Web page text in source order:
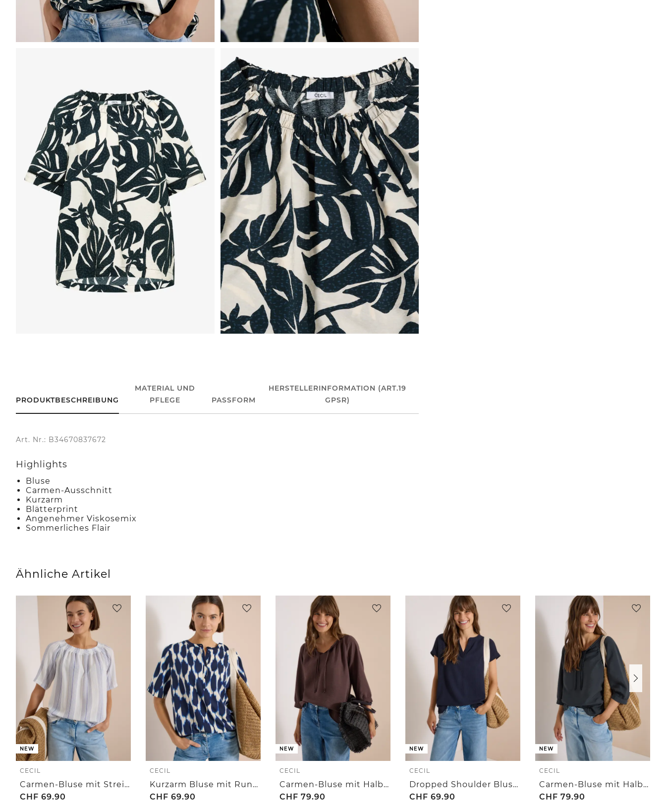
PRODUKTBESCHREIBUNG
MATERIAL UND
PFLEGE
PASSFORM
HERSTELLERINFORMATION (ART.19
GPSR)
Art. Nr.: B34670837672
Highlights
Bluse
Carmen-Ausschnitt
Kurzarm
Blätterprint
Angenehmer Viskosemix
Sommerliches Flair
Ähnliche Artikel
NEW
CECIL
Carmen-Bluse mit Streifenmuster
CHF 69.90
CECIL
Kurzarm Bluse mit Rundhals und Print
CHF 69.90
NEW
CECIL
Carmen-Bluse mit Halbarm und Bändern
CHF 79.90
NEW
CECIL
Dropped Shoulder Blusenshirt mit Struktur
CHF 69.90
NEW
CECIL
Carmen-Bluse mit Halbarm und Bändern
CHF 79.90